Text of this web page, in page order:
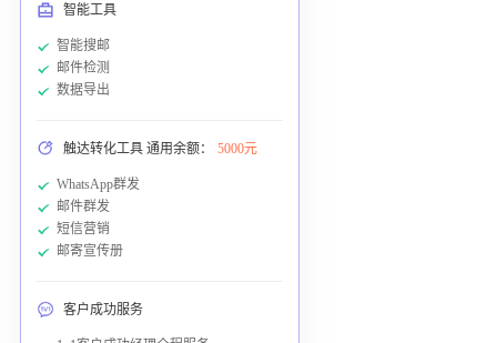
智能工具
智能搜邮
邮件检测
数据导出
触达转化工具 通用余额： 5000元
WhatsApp群发
邮件群发
短信营销
邮寄宣传册
客户成功服务